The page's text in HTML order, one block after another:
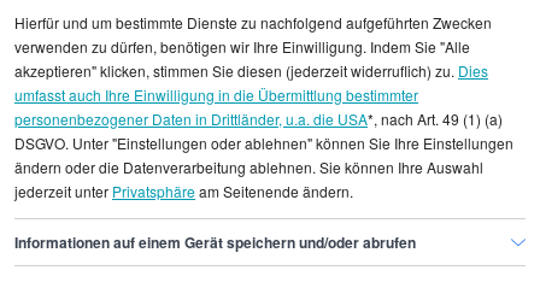
Konzernbuchhalter ist der Schritt in
Führungspositionen daher nicht nur inhaltlich,
sondern auch finanziell attraktiv. Entsprechende
Weiterbildungen in Leadership und
Personalführung können diesen Karriereschritt
unterstützen.
Hierfür und um bestimmte Dienste zu nachfolgend aufgeführten Zwecken
verwenden zu dürfen, benötigen wir Ihre Einwilligung. Indem Sie "Alle
akzeptieren" klicken, stimmen Sie diesen (jederzeit widerruflich) zu. Dies
umfasst auch Ihre Einwilligung in die Übermittlung bestimmter
personenbezogener Daten in Drittländer, u.a. die USA*, nach Art. 49 (1) (a)
DSGVO. Unter "Einstellungen oder ablehnen" können Sie Ihre Einstellungen
ändern oder die Datenverarbeitung ablehnen. Sie können Ihre Auswahl
jederzeit unter Privatsphäream Seitenende ändern.
Informationen auf einem Gerät speichern und/oder abrufen